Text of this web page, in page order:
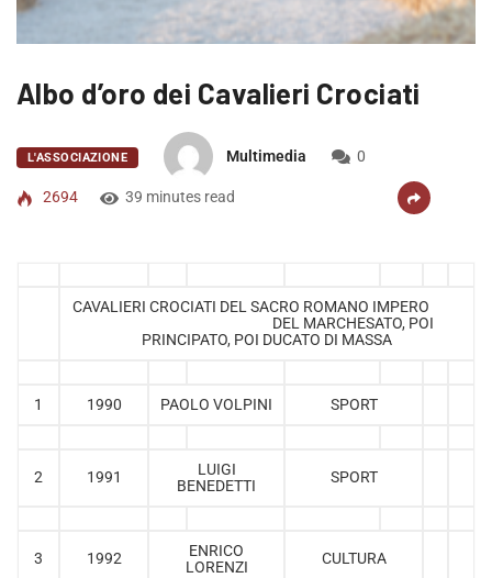
Albo d’oro dei Cavalieri Crociati
L'ASSOCIAZIONE Multimedia 0
2694 39 minutes read
CAVALIERI CROCIATI DEL SACRO ROMANO IMPERO
DEL MARCHESATO, POI
PRINCIPATO, POI DUCATO DI MASSA
1 1990 PAOLO VOLPINI SPORT
2 1991
LUIGI
BENEDETTI
SPORT
3 1992
ENRICO
LORENZI
CULTURA